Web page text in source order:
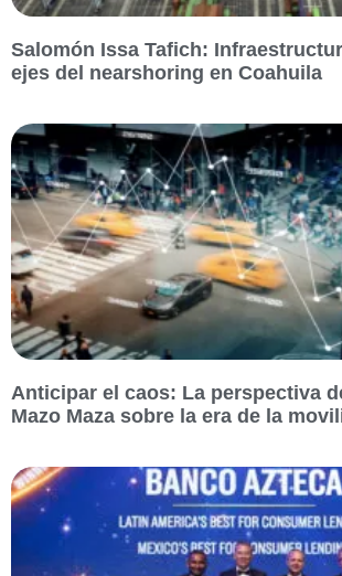
Salomón Issa Tafich:
ejes del nearshoring en Coahuila
Anticipar el caos: La perspectiva
Mazo Maza sobre la era de la